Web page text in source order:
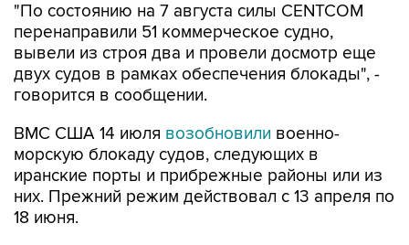
"По состоянию на 7 августа силы CENTCOM
перенаправили 51 коммерческое судно,
вывели из строя два и провели досмотр еще
двух судов в рамках обеспечения блокады", -
говорится в сообщении.
ВМС США 14 июля возобновили военно-
морскую блокаду судов, следующих в
иранские порты и прибрежные районы или из
них. Прежний режим действовал с 13 апреля по
18 июня.